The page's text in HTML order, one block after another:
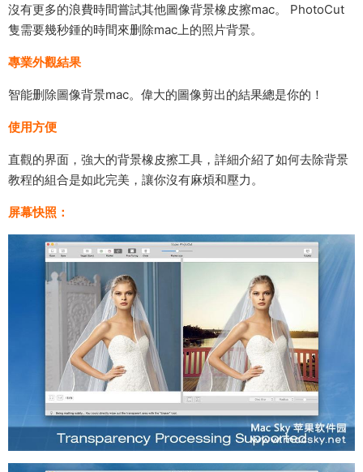
沒有更多的浪費時間嘗試其他圖像背景橡皮擦mac。 PhotoCut
隻需要幾秒鍾的時間來删除mac上的照片背景。
專業外觀結果
智能删除圖像背景mac。偉大的圖像剪出的結果總是你的！
使用方便
直觀的界面，強大的背景橡皮擦工具，詳細介紹了如何去除背景
教程的組合是如此完美，讓你沒有麻煩和壓力。
屏幕快照：